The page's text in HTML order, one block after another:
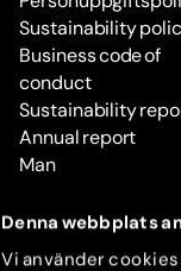
Denna webbplats
Vi använder
Sustainability
Business code of
conduct
Sustainability
Annual report
Man